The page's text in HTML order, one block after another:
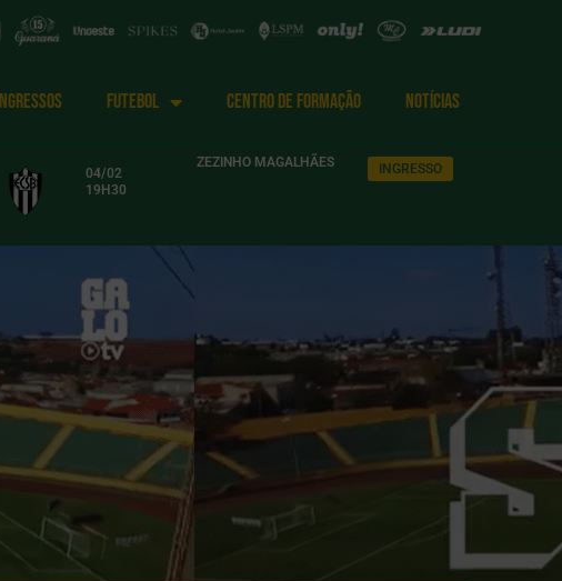
INGRESSOS FUTEBOL CENTRO DE FORMAÇÃO NOTÍCIAS
04/02
19H30
ZEZINHO MAGALHÃES INGRESSO